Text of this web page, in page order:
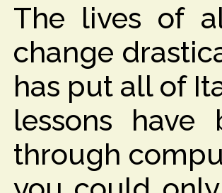
The lives of
change
has put all of
lessons
through